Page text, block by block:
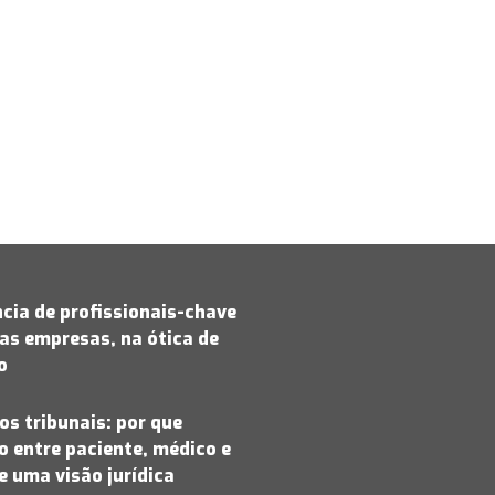
de profissionais-chave
empresas, na ótica de
tribunais: por que
entre paciente, médico e
uma visão jurídica